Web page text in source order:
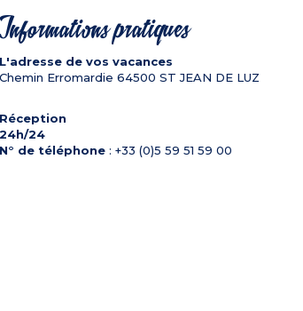
pratiques
L'adresse de vos vacances
Chemin Erromardie 64500 ST JEAN DE LUZ
Réception
24h/24
N° de téléphone: +33 (0)5 59 51 59 00